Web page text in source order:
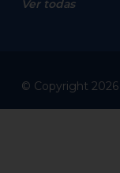
Ver todas
© Copyright 2026